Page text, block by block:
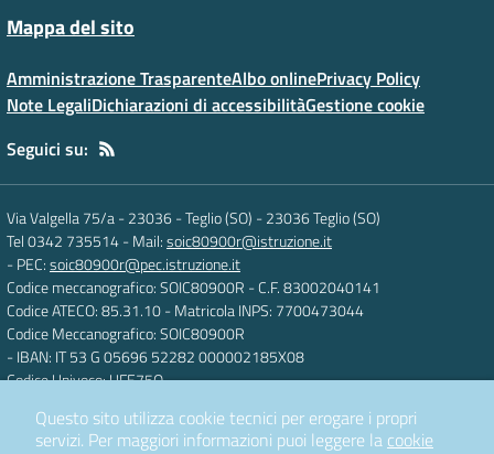
Mappa del sito
Amministrazione TrasparenteAlbo onlinePrivacy Policy
Note LegaliDichiarazioni di accessibilitàGestione cookie
Seguici su:
Via Valgella 75/a - 23036 - Teglio (SO) -23036 Teglio (SO)
Tel 0342 735514- Mail:soic80900r@istruzione.it
- PEC:soic80900r@pec.istruzione.it
Codice meccanografico: SOIC80900R - C.F. 83002040141
Codice ATECO: 85.31.10- Matricola INPS: 7700473044
Codice Meccanografico: SOIC80900R
- IBAN: IT 53 G 05696 52282 000002185X08
Codice Univoco: UFE75O
Concept & Design by Designers Italia
Questo sito utilizza cookie tecnici per erogare i propri
servizi. Per maggiori informazioni puoi leggere la cookie